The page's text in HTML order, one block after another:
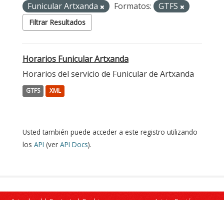
Funicular Artxanda
Formatos: GTFS
Filtrar Resultados
Horarios Funicular Artxanda
Horarios del servicio de Funicular de Artxanda
GTFS XML
Usted también puede acceder a este registro utilizando
los API (ver API Docs).